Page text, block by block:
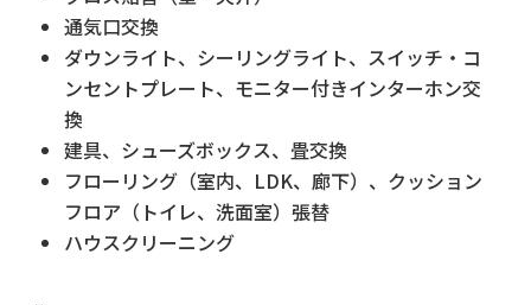
通気口交換
ダウンライト、シーリングライト、スイッチ・コ
ンセントプレート、モニター付きインターホン交
換
建具、シューズボックス、畳交換
フローリング（室内、LDK、廊下）、クッション
フロア（トイレ、洗面室）張替
ハウスクリーニング